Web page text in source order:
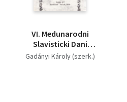
VI. Medunarodni
Slavisticki Dani
(Bibliotheca Croatia
Gadányi Károly (szerk.)